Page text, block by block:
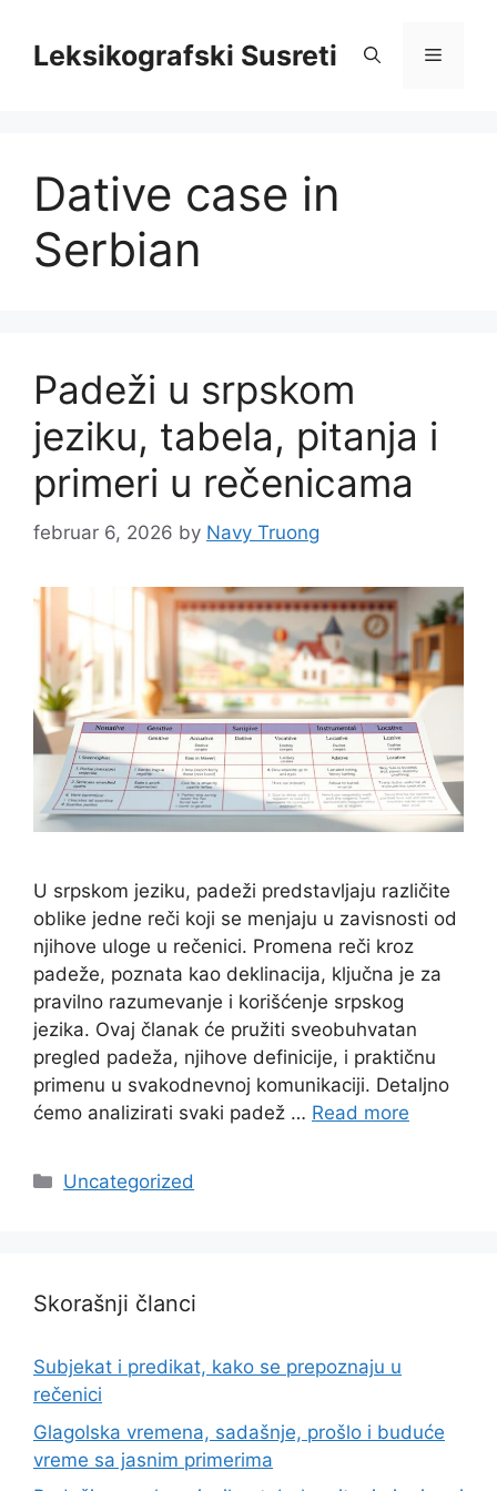
contentLeksikografski Susreti Menu
Dative case in
Serbian
Padeži u srpskom
jeziku, tabela, pitanja i
primeri u rečenicama
februar 6, 2026 by Navy Truong
U srpskom jeziku, padeži predstavljaju različite
oblike jedne reči koji se menjaju u zavisnosti od
njihove uloge u rečenici. Promena reči kroz
padeže, poznata kao deklinacija, ključna je za
pravilno razumevanje i korišćenje srpskog
jezika. Ovaj članak će pružiti sveobuhvatan
pregled padeža, njihove definicije, i praktičnu
primenu u svakodnevnoj komunikaciji. Detaljno
ćemo analizirati svaki padež … Read more
Categories
Uncategorized
Skorašnji članci
Subjekat i predikat, kako se prepoznaju u
rečenici
Glagolska vremena, sadašnje, prošlo i buduće
vreme sa jasnim primerima